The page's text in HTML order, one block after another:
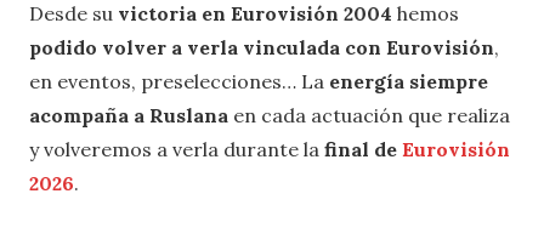
Desde su victoria en Eurovisión 2004 hemos
podido volver a verla vinculada con Eurovisión,
en eventos, preselecciones… La energía siempre
acompaña a Ruslana en cada actuación que realiza
y volveremos a verla durante la final de Eurovisión
2026.